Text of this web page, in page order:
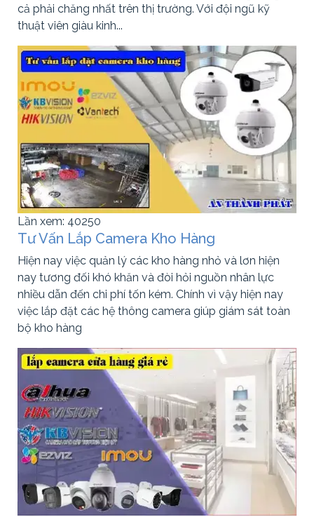
cả phải chăng nhất trên thị trường. Với đội ngũ kỹ
thuật viên giàu kinh...
Lần xem: 40250
Tư Vấn Lắp Camera Kho Hàng
Hiện nay việc quản lý các kho hàng nhỏ và lơn hiện
nay tương đối khó khăn và đòi hỏi nguồn nhân lực
nhiều dẫn đến chi phí tốn kém. Chính vì vậy hiện nay
việc lắp đặt các hệ thông camera giúp giám sát toàn
bộ kho hàng